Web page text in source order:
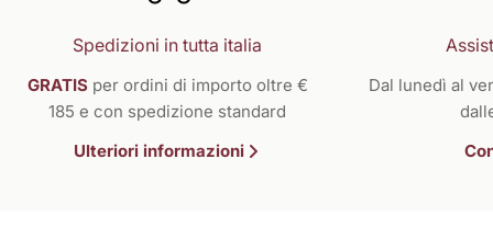
Spedizioni in tutta italia
GRATIS per ordini di importo oltre €
185 e con spedizione standard
Ulteriori informazioni
Dal lunedì al